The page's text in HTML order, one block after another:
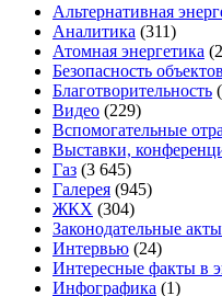
Альтернативная
Аналитика (311)
Атомная энергетика
Безопасность
Благотворительность
Видео (229)
Вспомогательные
Выставки,
Газ (3 645)
Галерея (945)
ЖКХ (304)
Законодательные акты
Интервью (24)
Интересные факты в
Инфографика (1)